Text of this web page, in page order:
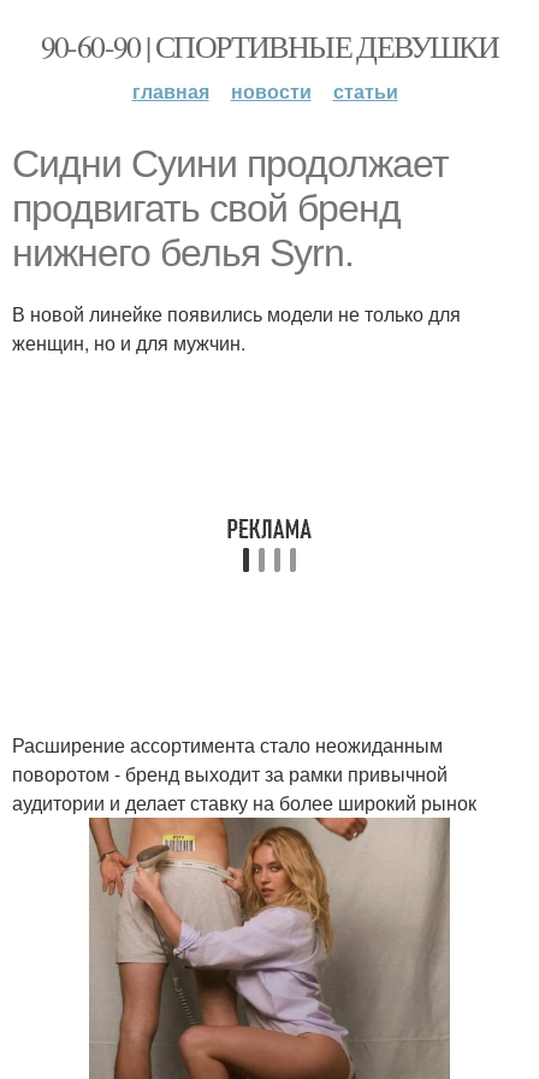
90-60-90 | СПОРТИВНЫЕ ДЕВУШКИ
главная новости статьи
Сидни Суини продолжает
продвигать свой бренд
нижнего белья Syrn.
В новой линейке появились модели не только для
женщин, но и для мужчин.
Расширение ассортимента стало неожиданным
поворотом - бренд выходит за рамки привычной
аудитории и делает ставку на более широкий рынок